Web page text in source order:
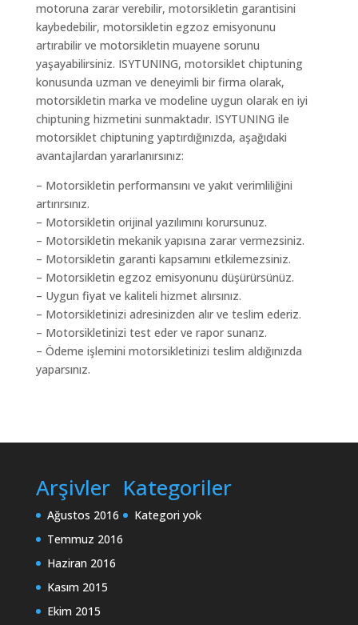
motoruna zarar verebilir, motorsikletin garantisini
kaybedebilir, motorsikletin egzoz emisyonunu
artırabilir ve motorsikletin muayene sorunu
yaşayabilirsiniz. ISYTUNING, motorsiklet chiptuning
konusunda uzman ve deneyimli bir firma olarak,
motorsikletin marka ve modeline uygun olarak en iyi
chiptuning hizmetini sunmaktadır. ISYTUNING ile
motorsiklet chiptuning yaptırdığınızda, aşağıdaki
avantajlardan yararlanırsınız:
– Motorsikletin performansını ve yakıt verimliliğini
artırırsınız.
– Motorsikletin orijinal yazılımını korursunuz.
– Motorsikletin mekanik yapısına zarar vermezsiniz.
– Motorsikletin garanti kapsamını etkilemezsiniz.
– Motorsikletin egzoz emisyonunu düşürürsünüz.
– Uygun fiyat ve kaliteli hizmet alırsınız.
– Motorsikletinizi adresinizden alır ve teslim ederiz.
– Motorsikletinizi test eder ve rapor sunarız.
– Ödeme işlemini motorsikletinizi teslim aldığınızda
yaparsınız.
Arşivler
Ağustos 2016
Temmuz 2016
Haziran 2016
Kasım 2015
Ekim 2015
Kategoriler
Kategori yok